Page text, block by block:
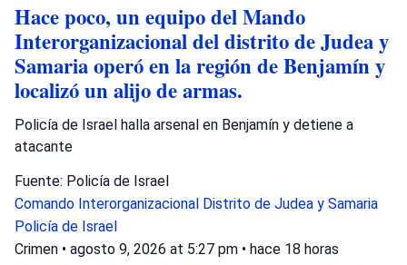
Hace poco, un equipo del Mando
Interorganizacional del distrito de Judea y
Samaria operó en la región de Benjamín y
localizó un alijo de armas.
Policía de Israel halla arsenal en Benjamín y detiene a
atacante
Fuente: Policía de Israel
Comando Interorganizacional Distrito de Judea y Samaria
Policía de Israel
Crimen • agosto 9, 2026 at 5:27 pm • hace 18 horas